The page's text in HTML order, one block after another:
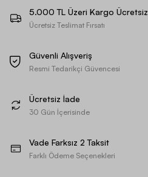
5.000 TL Üzeri Kargo Ücretsiz
Ücretsiz Teslimat Fırsatı
Güvenli Alışveriş
Resmi Tedarikçi Güvencesi
Ücretsiz İade
30 Gün İçerisinde
Vade Farksız 2 Taksit
Farklı Ödeme Seçenekleri